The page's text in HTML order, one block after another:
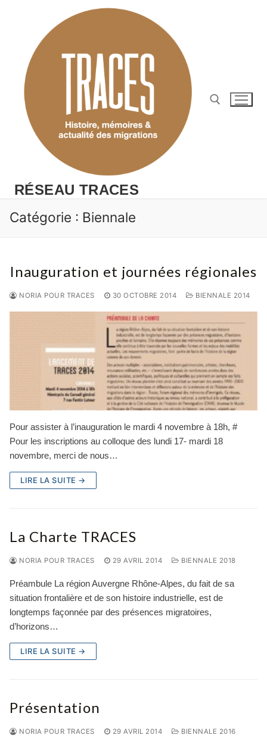
RÉSEAU TRACES
Catégorie : Biennale
Inauguration et journées régionales
NORIA POUR TRACES 30 OCTOBRE 2014 BIENNALE 2014
Pour assister à l’inauguration le mardi 4 novembre à 18h, #
Pour les inscriptions au colloque des lundi 17- mardi 18
novembre, merci de nous…
LIRE LA SUITE →
La Charte TRACES
NORIA POUR TRACES 29 AVRIL 2014 BIENNALE 2018
Préambule La région Auvergne Rhône-Alpes, du fait de sa
situation frontalière et de son histoire industrielle, est de
longtemps façonnée par des présences migratoires,
d’horizons…
LIRE LA SUITE →
Présentation
NORIA POUR TRACES 29 AVRIL 2014 BIENNALE 2016